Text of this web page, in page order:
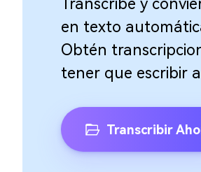
Transcribe y
en texto
Obtén
tener que escribir
Transcribir